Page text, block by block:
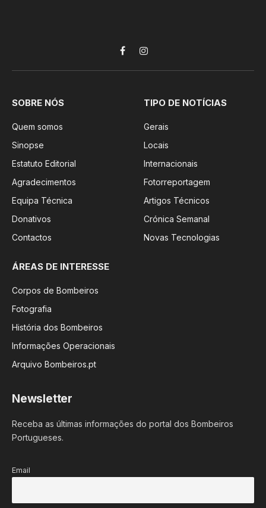
FacebookInstagram
SOBRE NÓS
Quem somos
Sinopse
Estatuto Editorial
Agradecimentos
Equipa Técnica
Donativos
Contactos
TIPO DE NOTÍCIAS
Gerais
Locais
Internacionais
Fotorreportagem
Artigos Técnicos
Crónica Semanal
Novas Tecnologias
ÁREAS DE INTERESSE
Corpos de Bombeiros
Fotografia
História dos Bombeiros
Informações Operacionais
Arquivo Bombeiros.pt
Newsletter
Receba as últimas informações do portal dos Bombeiros
Portugueses.
Email